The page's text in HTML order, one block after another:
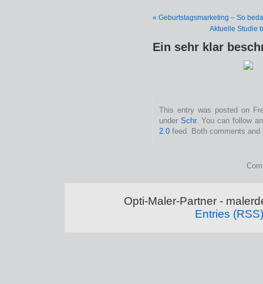
« Geburtstagsmarketing – So
Aktuelle Studie
Ein sehr klar
This entry was posted on
underSchr. You can follow
2.0 feed. Both comments
Opti-Maler-Partner -
Entries (RSS)